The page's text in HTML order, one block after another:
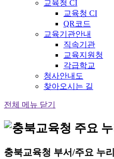
교육청 CI
교육청 CI
QR코드
교육기관안내
직속기관
교육지원청
각급학교
청사안내도
찾아오시는 길
전체 메뉴 닫기
충북교육청 부서/주요 누